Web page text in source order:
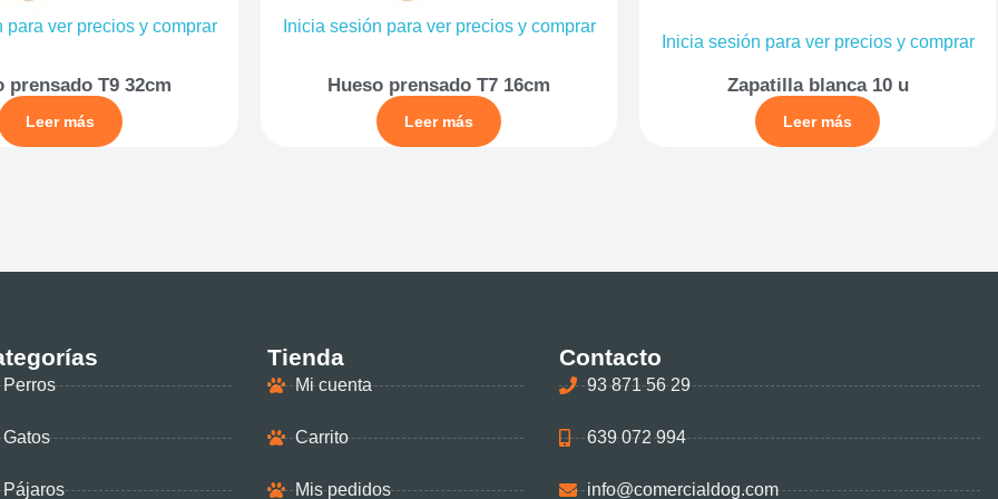
para ver precios y comprar
prensado T9 32cm
Leer más
Inicia sesión para ver precios y comprar
Hueso prensado T7 16cm
Leer más
Inicia sesión para ver precios y comprar
Zapatilla blanca 10 u
Leer más
Perros
Gatos
Pájaros
Tienda
Mi cuenta
Carrito
Mis pedidos
Contacto
93 871 56 29
639 072 994
info@comercialdog.com